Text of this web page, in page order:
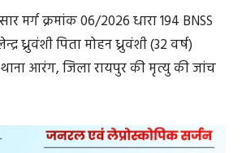
मर्ग क्रमांक 06/2026 धारा 194 BNSS
ध्रुवंशी पिता मोहन ध्रुवंशी (32 वर्ष)
थाना आरंग, जिला रायपुर की मृत्यु की जांच